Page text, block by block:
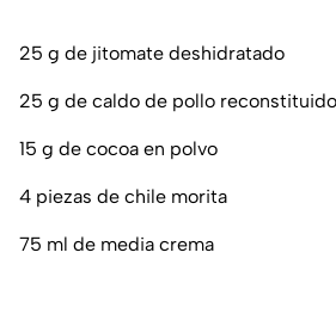
25 g de jitomate deshidratado
25 g de caldo de pollo
15 g de cocoa en polvo
4 piezas de chile morita
75 ml de media crema